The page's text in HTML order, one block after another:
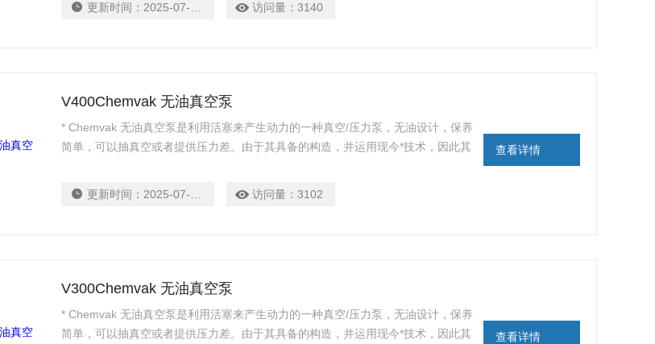
更新时间： 2025-07-14 访问量：3140
V400Chemvak 无油真空泵
* Chemvak 无油真空泵是利用活塞来产生动力的一种真空/压力泵，无油设计，保养
简单，可以抽真空或者提供压力差。由于其具备的构造，并运用现今*技术，因此其
更新时间： 2025-07-14 访问量：3102
查看详情
V300Chemvak 无油真空泵
* Chemvak 无油真空泵是利用活塞来产生动力的一种真空/压力泵，无油设计，保养
简单，可以抽真空或者提供压力差。由于其具备的构造，并运用现今*技术，因此其
查看详情